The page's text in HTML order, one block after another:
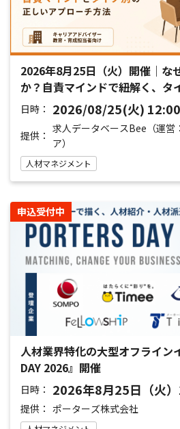
2026年8月25日（火）開催｜な
か？自責マインドで紐解く、タ
日時： 2026/08/25(火)
提供：
求人データベースBee（運営
ア）
人材マネジメント
申込受付中
人材業界特化の大型オフライン
DAY 2026』開催
日時： 2026年8月25日（火
提供： ポーターズ株式会社